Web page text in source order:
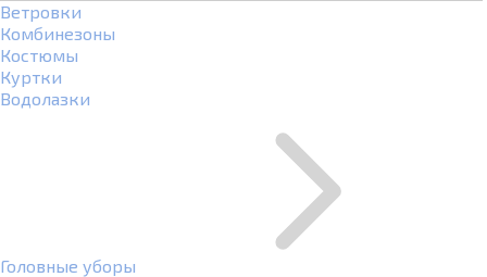
Ветровки
Комбинезоны
Костюмы
Куртки
Водолазки
Головные уборы